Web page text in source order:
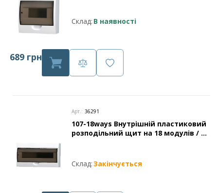
Склад: В наявності
689 грн
Арт.: 36291
107-18ways Внутрішній пластиковий
розподільний щит на 18 модулів / з
Склад:Закінчується